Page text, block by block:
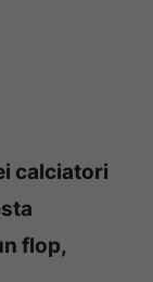
calciatori
flop,